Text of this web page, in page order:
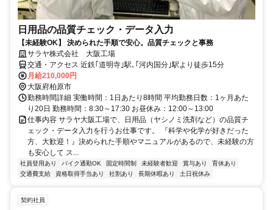
日用品の品質チェック・データ入力
【未経験OK】 決められた手順で安心。品質チェックと事務
サラヤ株式会社 大阪工場
交通・アクセス 近鉄｢道明寺｣駅､｢河内国分｣駅より徒歩15分
月給210,000円
大阪府柏原市
勤務時間詳細 実働時間：1日あたり8時間 平均勤務日数：1ヶ月あた
り20日 勤務時間：8:30～17:30 お昼休み：12:00～13:00
仕事内容 サラヤ大阪工場で、日用品（ヤシノミ洗剤など）の品質チ
ェック・データ入力を行うお仕事です。 『科学や化学が好きだった
方、大歓迎！』決められた手順やマニュアルがあるので、未経験の方
も安心して ス...
社員登用あり バイク通勤OK 固定時間制 未経験者歓迎 賞与あり
育休あり
交通費支給
資格取得手当あり 社割あり 長期休暇あり 土日祝休み
契約社員